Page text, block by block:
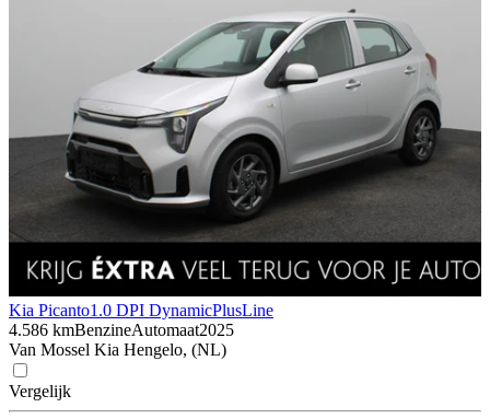
Kia Picanto1.0 DPI DynamicPlusLine
4.586 kmBenzineAutomaat2025
Van Mossel Kia Hengelo, (NL)
Vergelijk